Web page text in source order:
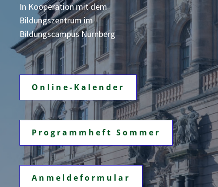
In Kooperation mit dem
Bildungszentrumim
Bildungscampus Nürnberg
Online-Kalender
Programmheft Sommer
Anmeldeformular